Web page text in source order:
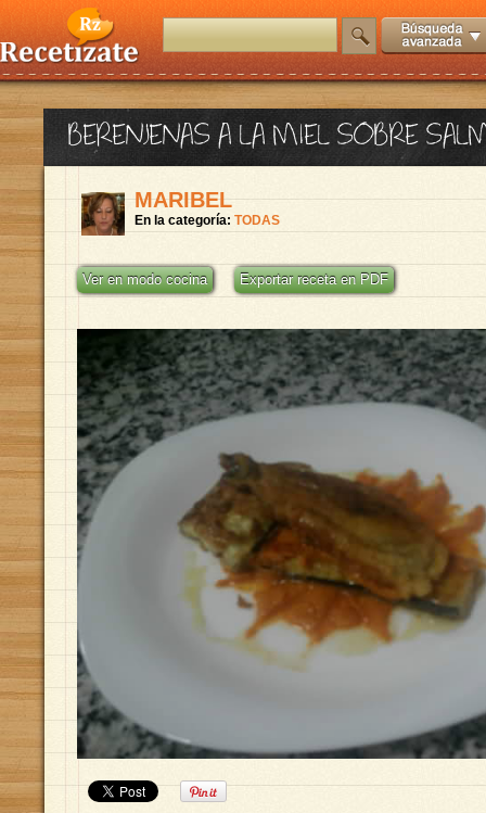
BERENJENAS A LA MIEL SOBRE
MARIBEL
En la categoría: TODAS
Ver en modo cocina Exportar receta en PDF